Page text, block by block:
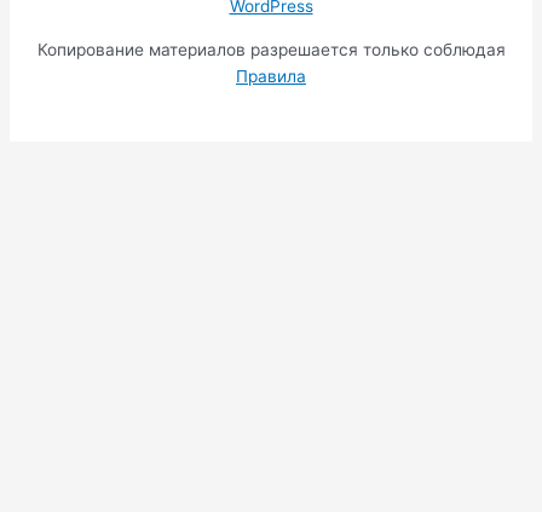
WordPress
Копирование материалов разрешается только соблюдая
Правила